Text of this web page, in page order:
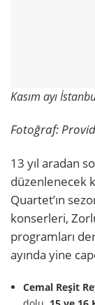
Kasım ayı
Fotoğraf:
13 yıl aradan
düzenlenecek
Quartet’ın
konserleri,
programları
ayında yine
Cemal Reşit